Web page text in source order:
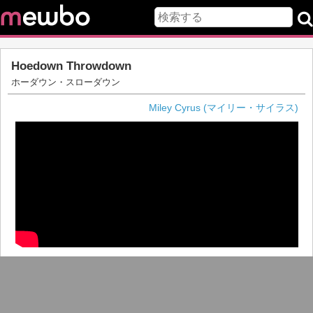
Hoedown Throwdown
ホーダウン・スローダウン
Miley Cyrus (マイリー・サイラス)